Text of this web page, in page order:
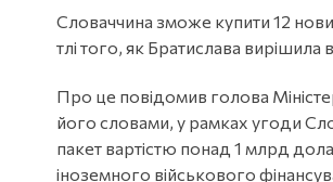
Словаччина зможе купити 12
тлі того, як Братислава вирішила
Про це повідомив голова
його словами, у рамках угоди
пакет вартістю понад 1 млрд
іноземного військового